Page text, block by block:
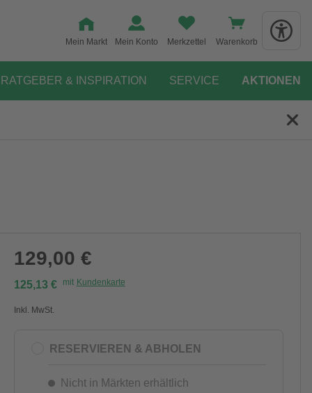
Mein Markt Mein Konto Merkzettel Warenkorb
RATGEBER & INSPIRATION SERVICE AKTIONEN
129,00 €
125,13 € mit Kundenkarte
Inkl. MwSt.
RESERVIEREN & ABHOLEN
Nicht in Märkten erhältlich